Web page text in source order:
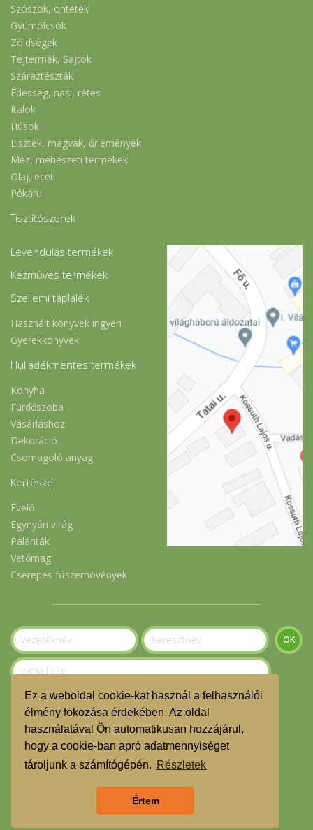
Ez a weboldal cookie-kat használ a felhasználói
élmény fokozása érdekében. Az oldal
használatával Ön automatikusan hozzájárul,
hogy a cookie-ban apró adatmennyiséget
tároljunk a számítógépén. Részletek
Értem
Szószok, öntetek
Gyümölcsök
Zöldségek
Tejtermék, Sajtok
Száraztészták
Édesség, nasi, rétes
Italok
Húsok
Lisztek, magvak, őrlemények
Méz, méhészeti termékek
Olaj, ecet
Pékáru
Tisztítószerek
Levendulás termékek
Kézműves termékek
Szellemi táplálék
Használt könyvek ingyen
Gyerekkönyvek
Hulladékmentes termékek
Konyha
Fürdőszoba
Vásárláshoz
Dekoráció
Csomagoló anyag
Kertészet
Évelő
Egynyári virág
Palánták
Vetőmag
Cserepes fűszernövények
Szeretnék feliratkozni a hírlevélre.
© Gerecse Szatyor Közösség 2023
ÁSZF
Adatvédelmi nyilatkozat
TMR